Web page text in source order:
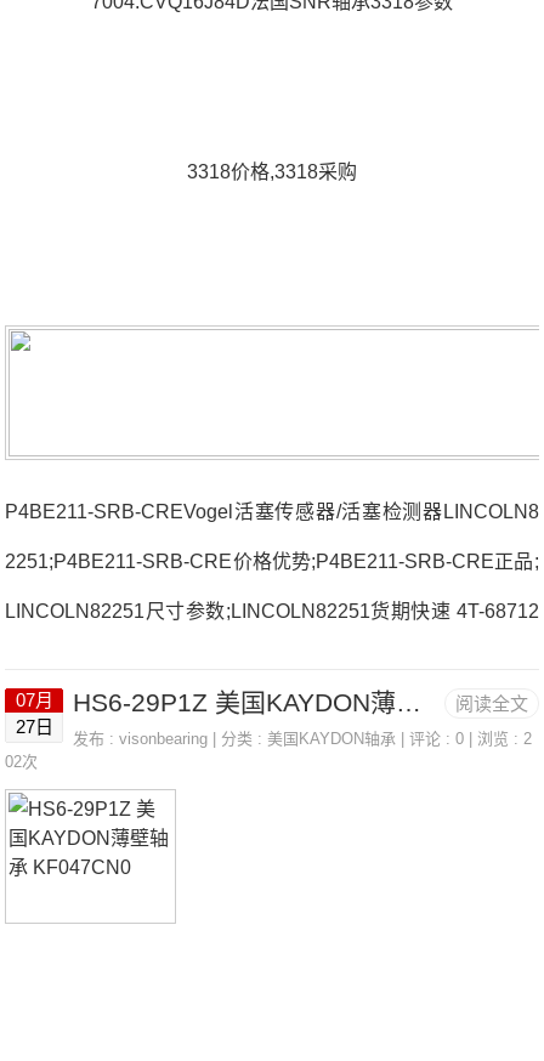
3318价格,3318采购
P4BE211-SRB-CREVogel活塞传感器/活塞检测器LINCOLN8
2251;P4BE211-SRB-CRE价格优势;P4BE211-SRB-CRE正品;
LINCOLN82251尺寸参数;LINCOLN82251货期快速 4T-68712
R轴承3318价格1R17X20X16.57004.CVQ16J84D法国SNR轴
承3318参数3318价格,3318采购 热销型号推荐：3318，FCB2
2464H HS6-29P1Z，P4BE211-SRB-CRE热销品牌推荐：S
C.607.FSUCT.203.CO.WB33183318价格,3318采购
阅读全文
07月
27日
HS6-29P1Z 美国KAYDON薄壁轴承 KF047CN0
发布 :visonbearing | 分类 :美国KAYDON轴承 | 评论 : 0 | 浏览 : 2
02次